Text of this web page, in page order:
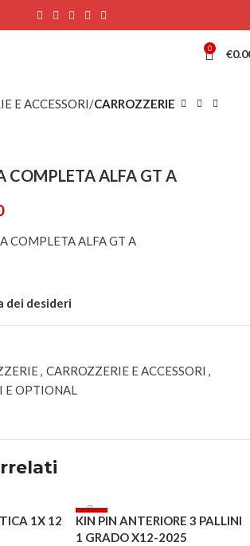
0 €
E ACCESSORI CARROZZERIE
COMPLETA ALFA GT A
COMPLETA ALFA GT A
dei desideri
, CARROZZERIE E ACCESSORI ,
E OPTIONAL
1X 12
-5%
ESAURITO
KIN PIN ANTERIORE 3 PALLINI
1 GRADO X12-2025